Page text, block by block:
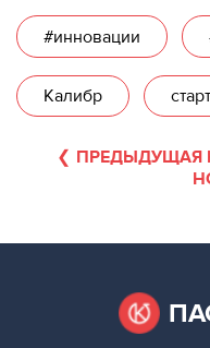
#инновации
Калибр
ПРЕДЫДУЩАЯ